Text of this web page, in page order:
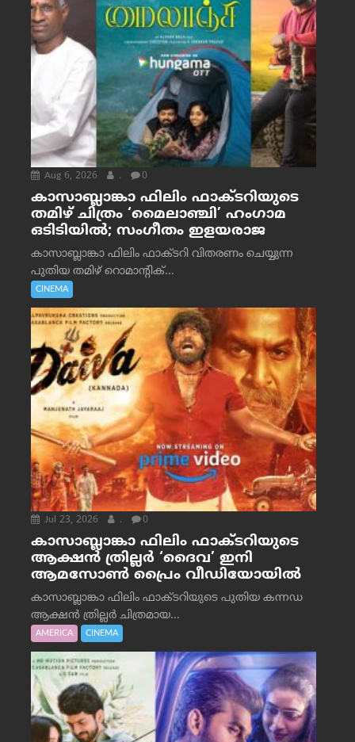
Aug 6, 2026 . 0
കാസാബ്ലാങ്കാ ഫിലിം ഫാക്ടറിയുടെ
തമിഴ് ചിത്രം ‘മൈലാഞ്ചി’ ഹംഗാമ
ഒടിടിയിൽ; സംഗീതം ഇളയരാജ
കാസാബ്ലാങ്കാ ഫിലിം ഫാക്ടറി വിതരണം ചെയ്യുന്ന
പുതിയ തമിഴ് റൊമാന്റിക്...
CINEMA
Jul 23, 2026 . 0
കാസാബ്ലാങ്കാ ഫിലിം ഫാക്ടറിയുടെ
ആക്ഷൻ ത്രില്ലർ ‘ദൈവ’ ഇനി
ആമസോൺ പ്രൈം വീഡിയോയിൽ
കാസാബ്ലാങ്കാ ഫിലിം ഫാക്ടറിയുടെ പുതിയ കന്നഡ
ആക്ഷൻ ത്രില്ലർ ചിത്രമായ...
AMERICA CINEMA